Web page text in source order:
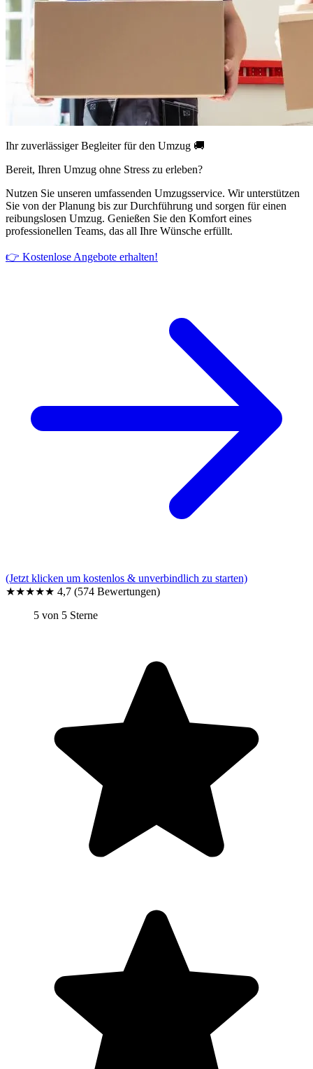
Ihr zuverlässiger Begleiter für den Umzug 🚚
Bereit, Ihren Umzug ohne Stress zu erleben?
Nutzen Sie unseren umfassenden Umzugsservice. Wir unterstützen
Sie von der Planung bis zur Durchführung und sorgen für einen
reibungslosen Umzug. Genießen Sie den Komfort eines
professionellen Teams, das all Ihre Wünsche erfüllt.
👉 Kostenlose Angebote erhalten!
(Jetzt klicken um kostenlos & unverbindlich zu starten)
★★★★★ 4,7 (574 Bewertungen)
5 von 5 Sterne